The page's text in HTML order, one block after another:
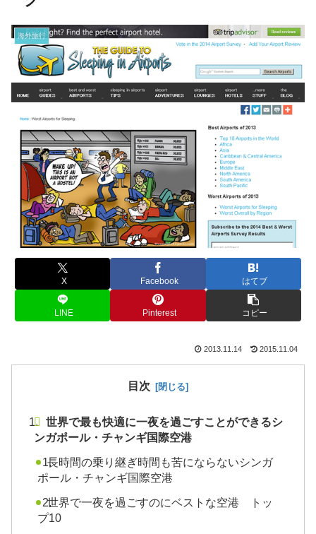
海外旅行
X Facebook はてブ
LINE Pinterest コピー
2013.11.14 2015.11.04
目次
世界で最も快適に一夜を過ごすことができるシ
ンガポール・チャンギ国際空港
長時間の乗り継ぎ時間も苦にならないシンガ
ポール・チャンギ国際空港
世界で一夜を過ごすのにベストな空港 トッ
プ10